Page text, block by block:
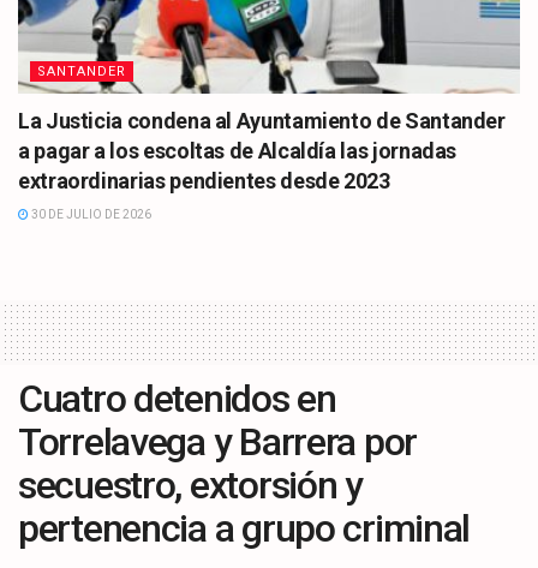
SANTANDER
La Justicia condena al Ayuntamiento de Santander
a pagar a los escoltas de Alcaldía las jornadas
extraordinarias pendientes desde 2023
30 DE JULIO DE 2026
Cuatro detenidos en
Torrelavega y Barrera por
secuestro, extorsión y
pertenencia a grupo criminal